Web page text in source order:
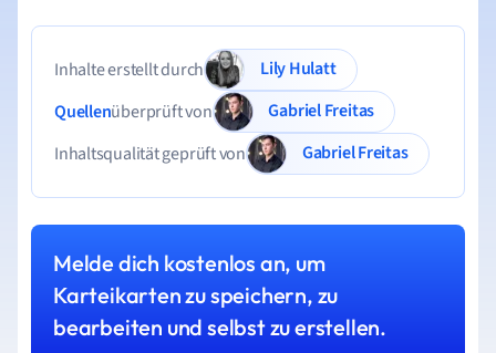
Inhalte erstellt durch
Lily Hulatt
Quellenüberprüft von
Gabriel Freitas
Inhaltsqualität geprüft von
Gabriel Freitas
Melde dich kostenlos an, um
Karteikarten zu speichern, zu
bearbeiten und selbst zu erstellen.